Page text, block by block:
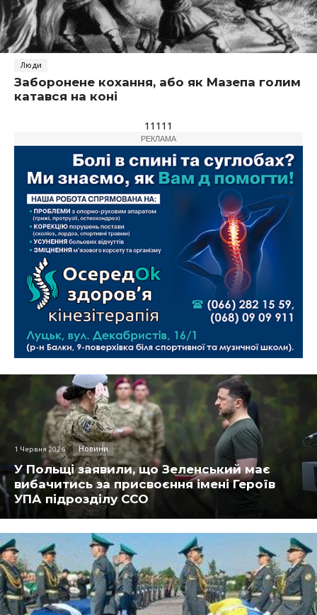
Люди
Заборонене кохання, або як Мазепа голим
катався на коні
11111
РЕКЛАМА
1 Червня 2026 Новини
У Польщі заявили, що Зеленський має
вибачитись за присвоєння імені Героїв
УПА підрозділу ССО